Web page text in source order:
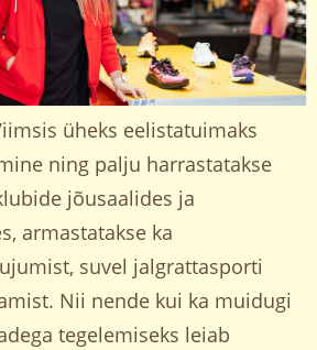
üheks eelistatuimaks
ning palju harrastatakse
jõusaalides ja
armastatakse ka
suvel jalgrattasporti
Nii nende kui ka muidugi
tegelemiseks leiab